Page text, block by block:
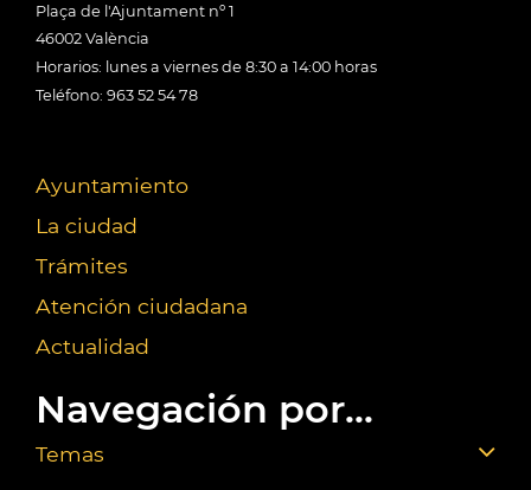
Plaça de l'Ajuntament nº 1
46002 València
Horarios: lunes a viernes de 8:30 a 14:00 horas
Teléfono: 963 52 54 78
Ayuntamiento
La ciudad
Trámites
Atención ciudadana
Actualidad
Navegación por...
Temas